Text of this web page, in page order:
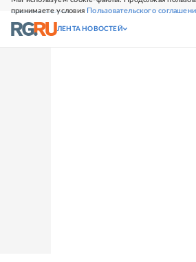
принимаете условия Пользовательского
СВЕЖИЙ НОМЕР
ЛЕНТА НОВОСТЕЙ